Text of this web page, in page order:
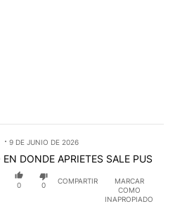
9 DE JUNIO DE 2026
DONDE APRIETES SALE PUS
0 0
COMPARTIR
MARCAR
COMO
INAPROPIADO